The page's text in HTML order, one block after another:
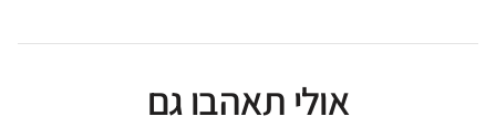
אולי תאהבו גם